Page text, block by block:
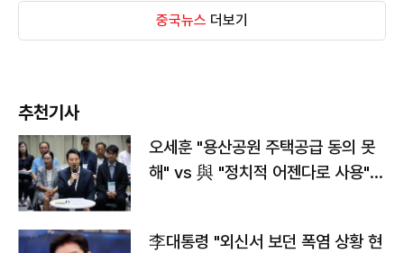
중국뉴스 더보기
추천기사
오세훈 "용산공원 주택공급 동의 못
해" vs 與 "정치적 어젠다로 사용"
李대통령 "외신서 보던 폭염 상황 현